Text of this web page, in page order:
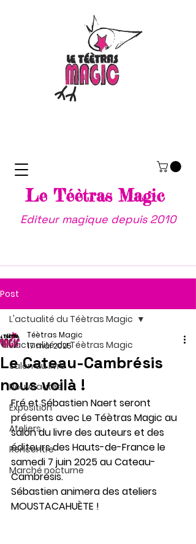
Le Téètras Magic
Editeur magique depuis 2010
Post
L'actualité du Téètras Magic
Salon du livre
Nouveautés
Exposition
Ateliers
Rencontre
Marché nocturne
L'actualité du Téètras Magic
Le Cateau-Cambrésis
nous voilà !
Téètras Magic
17 mai 2025
Fré et Sébastien Naert seront
présents avec Le Téètras Magic au
salon du livre des auteurs et des
éditeurs des Hauts-de-France le
samedi 7 juin 2025 au Cateau-
Cambrésis.
Sébastien animera des ateliers
MOUSTACAHUÈTE !